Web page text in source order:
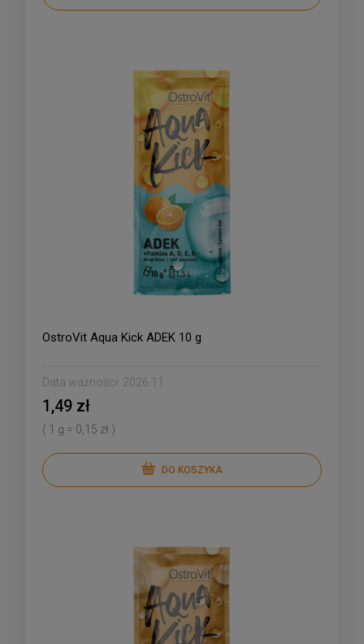
OstroVit Aqua Kick ADEK 10 g
Data ważności: 2026.11
1,49 zł
( 1 g = 0,15 zł )
DO KOSZYKA